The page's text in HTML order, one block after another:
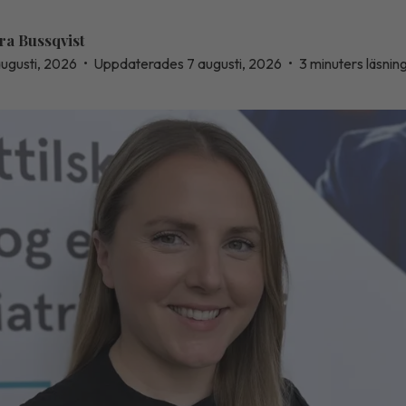
Bussqvist
2026 • Uppdaterades 7 augusti, 2026 • 3 minuters